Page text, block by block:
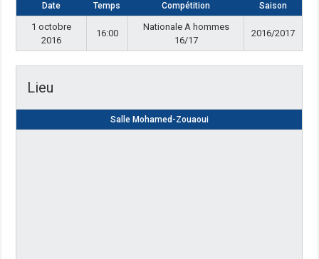
Date Temps Compétition Saison
1 octobre
2016
16:00
Nationale A hommes
16/17
2016/2017
Lieu
Salle Mohamed-Zouaoui